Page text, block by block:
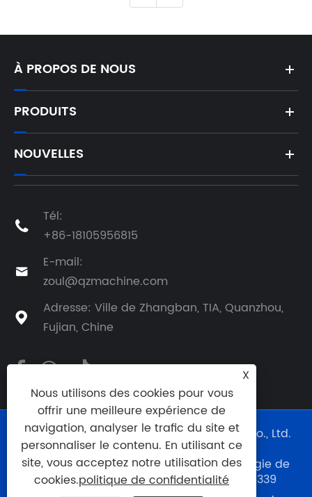
À PROPOS DE NOUS
PRODUITS
NOUVELLES

Tél:
+86-18105956815

E-mail:
zoul@qzmachine.com

Adresse: Ville de Zhangban, TIA, Quanzhou,
Fujian, Chine
Copyright © 2024 Quangong Machinery Co., Ltd.
Tous droits réservés.
Support technique du site Web :Technologie de
réseau Cie., Ltd de Tianyu.0595--88056339
X
Nous utilisons des cookies pour vous
offrir une meilleure expérience de
navigation, analyser le trafic du site et
personnaliser le contenu. En utilisant ce
site, vous acceptez notre utilisation des
cookies.politique de confidentialité